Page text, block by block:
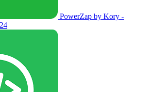
PowerZap by Kory -